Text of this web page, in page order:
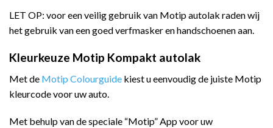
LET OP: voor een veilig gebruik van Motip autolak raden wij
het gebruik van een goed verfmasker en handschoenen aan.
Kleurkeuze Motip Kompakt autolak
Met de Motip Colourguide kiest u eenvoudig de juiste Motip
kleurcode voor uw auto.
Met behulp van de speciale “Motip” App voor uw